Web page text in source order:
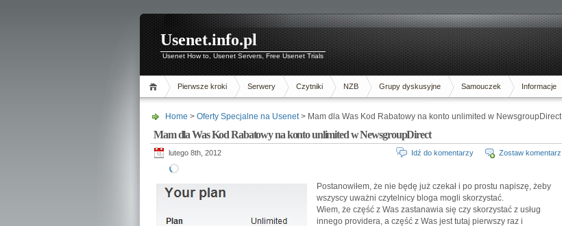
Usenet.info.pl
Usenet How to, Usenet Servers, Free Usenet Trials
Pierwsze kroki Serwery Czytniki NZB Grupy dyskusyjne Samouczek Informacje
Home > Oferty Specjalne na Usenet> Mam dla Was Kod Rabatowy na konto unlimited w NewsgroupDirect
Mam dla Was Kod Rabatowy na konto unlimited w NewsgroupDirect
lutego 8th, 2012 Idź do komentarzy Zostaw komentarz
Postanowiłem, że nie będę już czekał i po prostu napiszę, żeby
wszyscy uważni czytelnicy bloga mogli skorzystać.
Wiem, że część z Was zastanawia się czy skorzystać z usług
innego providera, a część z Was jest tutaj pierwszy raz i